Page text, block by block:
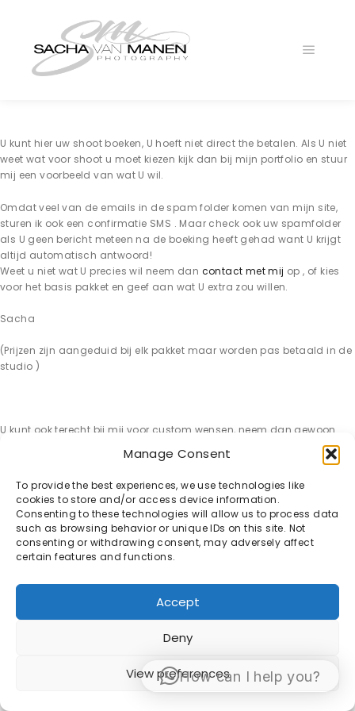
Manage Consent
To provide the best experiences, we use technologies like
cookies to store and/or access device information.
Consenting to these technologies will allow us to process data
such as browsing behavior or unique IDs on this site. Not
consenting or withdrawing consent, may adversely affect
certain features and functions.
Accept
Deny
View preferences
U kunt hier uw shoot boeken, U hoeft niet direct the betalen. Als U niet
weet wat voor shoot u moet kiezen kijk dan bij mijn portfolio en stuur
mij een voorbeeld van wat U wil.
Omdat veel van de emails in de spam folder komen van mijn site,
sturen ik ook een confirmatie SMS . Maar check ook uw spamfolder
als U geen bericht meteen na de boeking heeft gehad want U krijgt
altijd automatisch antwoord!
Weet u niet wat U precies wil neem dan contact met mij op , of kies
voor het basis pakket en geef aan wat U extra zou willen.
Sacha
(Prijzen zijn aangeduid bij elk pakket maar worden pas betaald in de
studio )
U kunt ook terecht bij mij voor custom wensen, neem dan gewoon
© 1998 -2026 Sacha van Manen -
Algemene
How can I help you?